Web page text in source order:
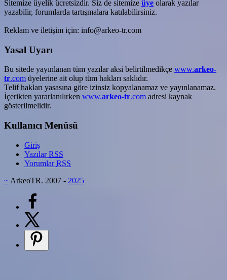
Sitemize üyelik ücretsizdir. Siz de sitemize üye olarak yazılar
yazabilir, forumlarda tartışmalara katılabilirsiniz.
Reklam ve iletişim için: info@arkeo-tr.com
Yasal Uyarı
Bu sitede yayınlanan tüm yazılar aksi belirtilmedikçe www.arkeo-
tr.com üyelerine ait olup tüm hakları saklıdır.
Telif hakları yasasına göre izinsiz kopyalanamaz ve yayınlanamaz.
İçerikten yararlanılırken www.arkeo-tr.com adresi kaynak
gösterilmelidir.
Kullanıcı Menüsü
Giriş
YazılarRSS
YorumlarRSS
~ ArkeoTR. 2007 - 2025